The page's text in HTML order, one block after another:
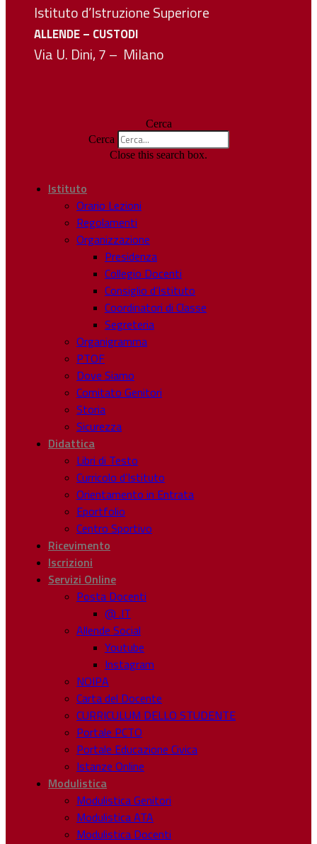
Istituto d’Istruzione Superiore
ALLENDE – CUSTODI
Via U. Dini, 7 – Milano
Cerca
Cerca
Close this search box.
Istituto
Orario Lezioni
Regolamenti
Organizzazione
Presidenza
Collegio Docenti
Consiglio d’Istituto
Coordinatori di Classe
Segreteria
Organigramma
PTOF
Dove Siamo
Comitato Genitori
Storia
Sicurezza
Didattica
Libri di Testo
Curricolo d’Istituto
Orientamento in Entrata
Eportfolio
Centro Sportivo
Ricevimento
Iscrizioni
Servizi Online
Posta Docenti
@ .IT
Allende Social
Youtube
Instagram
NOIPA
Carta del Docente
CURRICULUM DELLO STUDENTE
Portale PCTO
Portale Educazione Civica
Istanze Online
Modulistica
Modulistica Genitori
Modulistica ATA
Modulistica Docenti